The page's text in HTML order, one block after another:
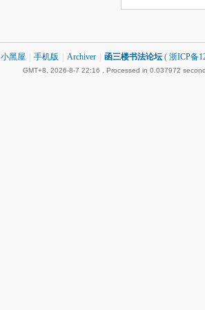
小黑屋 手机版 Archiver 函三楼书法论坛 ( 浙ICP备
GMT+8, 2026-8-7 22:16 , Processed in 0.037972